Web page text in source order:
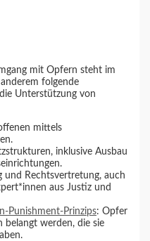
mit Opfern steht im
folgende
Unterstützung von
mittels
inklusive Ausbau
und Rechtsvertretung, auch
aus Justiz und
Punishment-Prinzips: Opfer
werden, die sie